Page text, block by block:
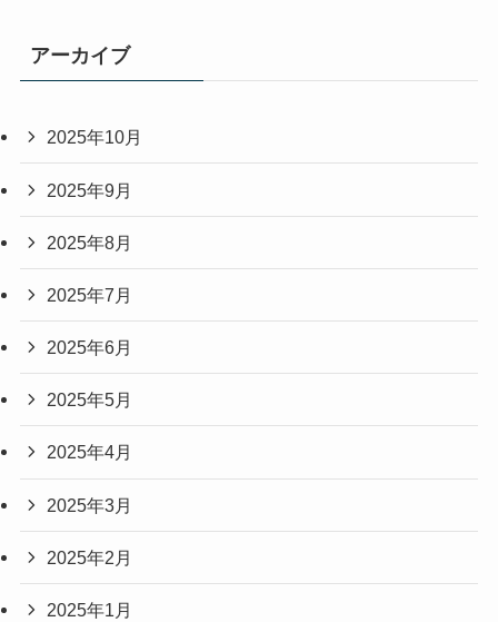
アーカイブ
2025年10月
2025年9月
2025年8月
2025年7月
2025年6月
2025年5月
2025年4月
2025年3月
2025年2月
2025年1月